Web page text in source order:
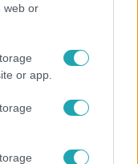
web or
or app.
13:37